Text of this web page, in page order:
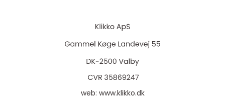
web: www.klikko.dk